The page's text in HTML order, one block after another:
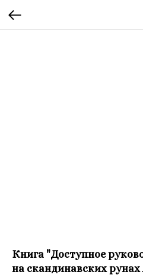
Книга "Доступное
на скандинавских